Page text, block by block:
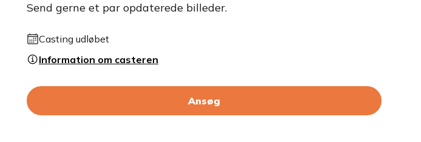
Send gerne et par opdaterede billeder.
Casting udløbet
Information om casteren
Ansøg